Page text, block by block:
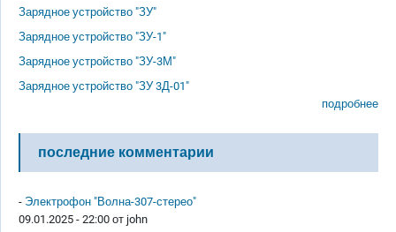
Зарядное устройство "ЗУ"
Зарядное устройство "ЗУ-1"
Зарядное устройство "ЗУ-3М"
Зарядное устройство "ЗУ 3Д-01"
подробнее
последние комментарии
- Электрофон "Волна-307-стерео"
09.01.2025 - 22:00 от john